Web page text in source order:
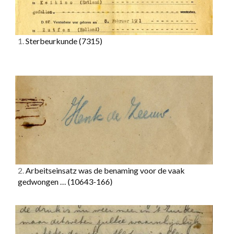
1.Sterbeurkunde(7315)
2.Arbeitseinsatz was de benaming voor de vaak
gedwongen … (10643-166)